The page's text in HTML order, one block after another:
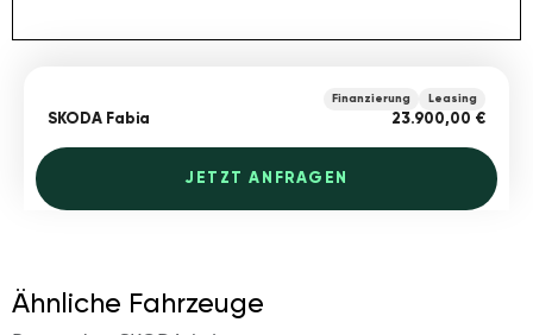
SKODA Fabia
Finanzierung Leasing
23.900,00 €
JETZT ANFRAGEN
Ähnliche Fahrzeuge